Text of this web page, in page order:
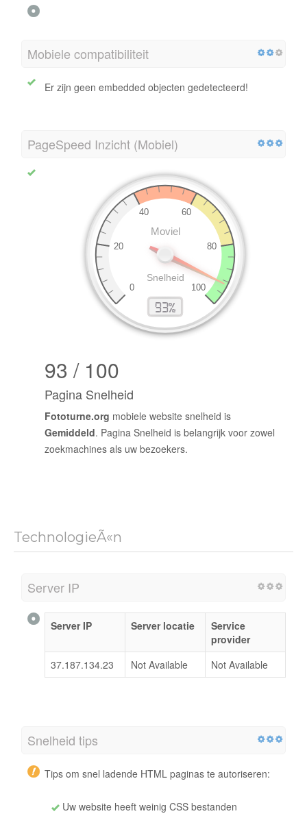
Mobiele compatibiliteit
Er zijn geen embedded objecten gedetecteerd!
PageSpeed Inzicht (Mobiel)
93 / 100
Pagina Snelheid
Fototurne.org mobiele website snelheid is
Gemiddeld. Pagina Snelheid is belangrijk voor zowel
zoekmachines als uw bezoekers.
TechnologieÃ«n
Server IP
Server IP Server locatie
Service
provider
37.187.134.23
Not Available Not Available
Snelheid tips
Tips om snel ladende HTML paginas te autoriseren:
Uw website heeft weinig CSS bestanden